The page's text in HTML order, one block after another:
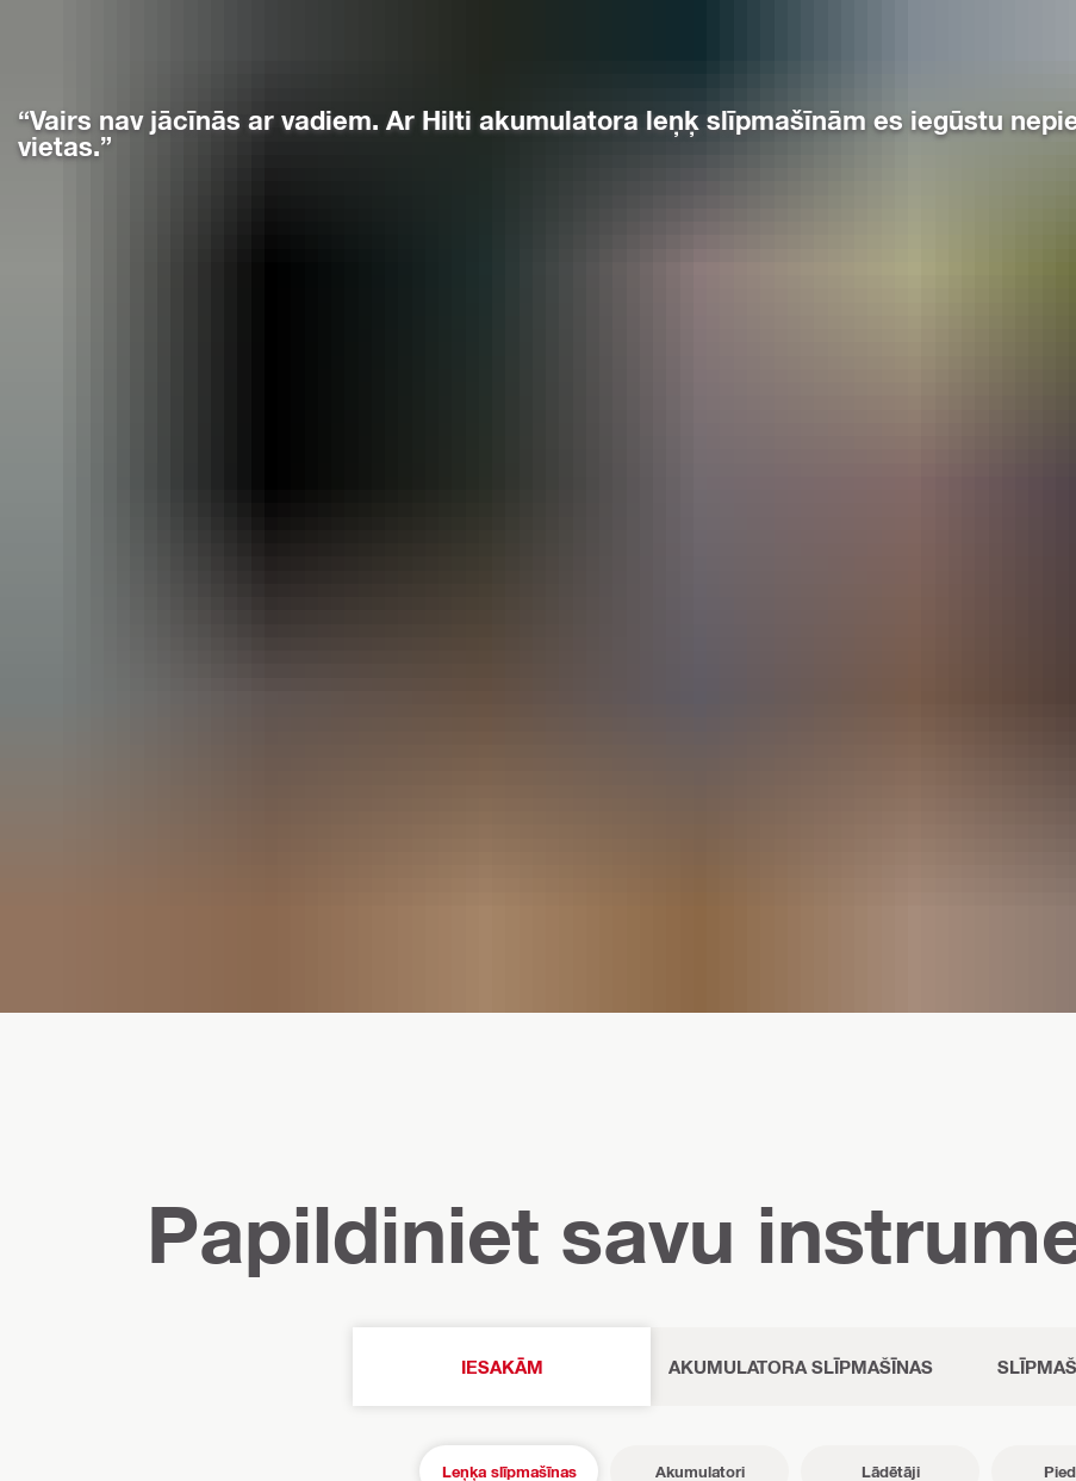
“Vairs nav jācīnās ar vadiem. Ar Hilti akumulatora leņķ slīpmašīnām es iegūstu
vietas.”
Papildiniet savu
IESAKĀM AKUMULATORA SLĪPMAŠĪNAS
Leņķa slīpmašīnas Akumulatori Lādētāji